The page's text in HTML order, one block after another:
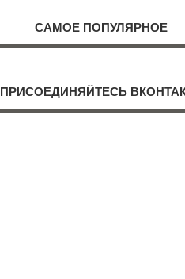
САМОЕ ПОПУЛЯРНОЕ
ПРИСОЕДИНЯЙТЕСЬ